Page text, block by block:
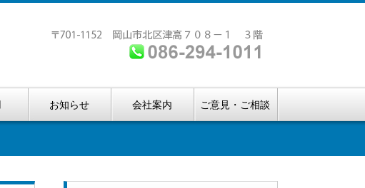
お知らせ 会社案内 ご意見・ご相談